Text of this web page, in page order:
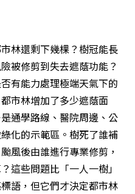
林還剩下幾棵？樹冠能長
被修剪到失去遮蔭功能？
有能力處理極端天氣下的
市林增加了多少遮蔭面
通學路線、醫院周邊、公
化的示範區。樹死了誰補
風後由誰進行專業修剪，
這些問題比「一人一樹」
語，但它們才決定都市林